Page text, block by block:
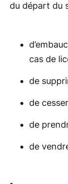
du départ du
cas de
de
de
de
de